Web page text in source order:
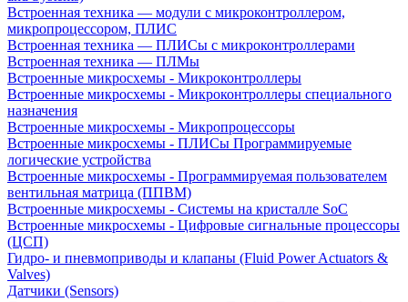
Встроенная техника — модули с микроконтроллером,
микропроцессором, ПЛИС
Встроенная техника — ПЛИСы с микроконтроллерами
Встроенная техника — ПЛМы
Встроенные микросхемы - Микроконтроллеры
Встроенные микросхемы - Микроконтроллеры специального
назначения
Встроенные микросхемы - Микропроцессоры
Встроенные микросхемы - ПЛИСы Программируемые
логические устройства
Встроенные микросхемы - Программируемая пользователем
вентильная матрица (ППВМ)
Встроенные микросхемы - Системы на кристалле SoC
Встроенные микросхемы - Цифровые сигнальные процессоры
(ЦСП)
Гидро- и пневмоприводы и клапаны (Fluid Power Actuators &
Valves)
Датчики (Sensors)